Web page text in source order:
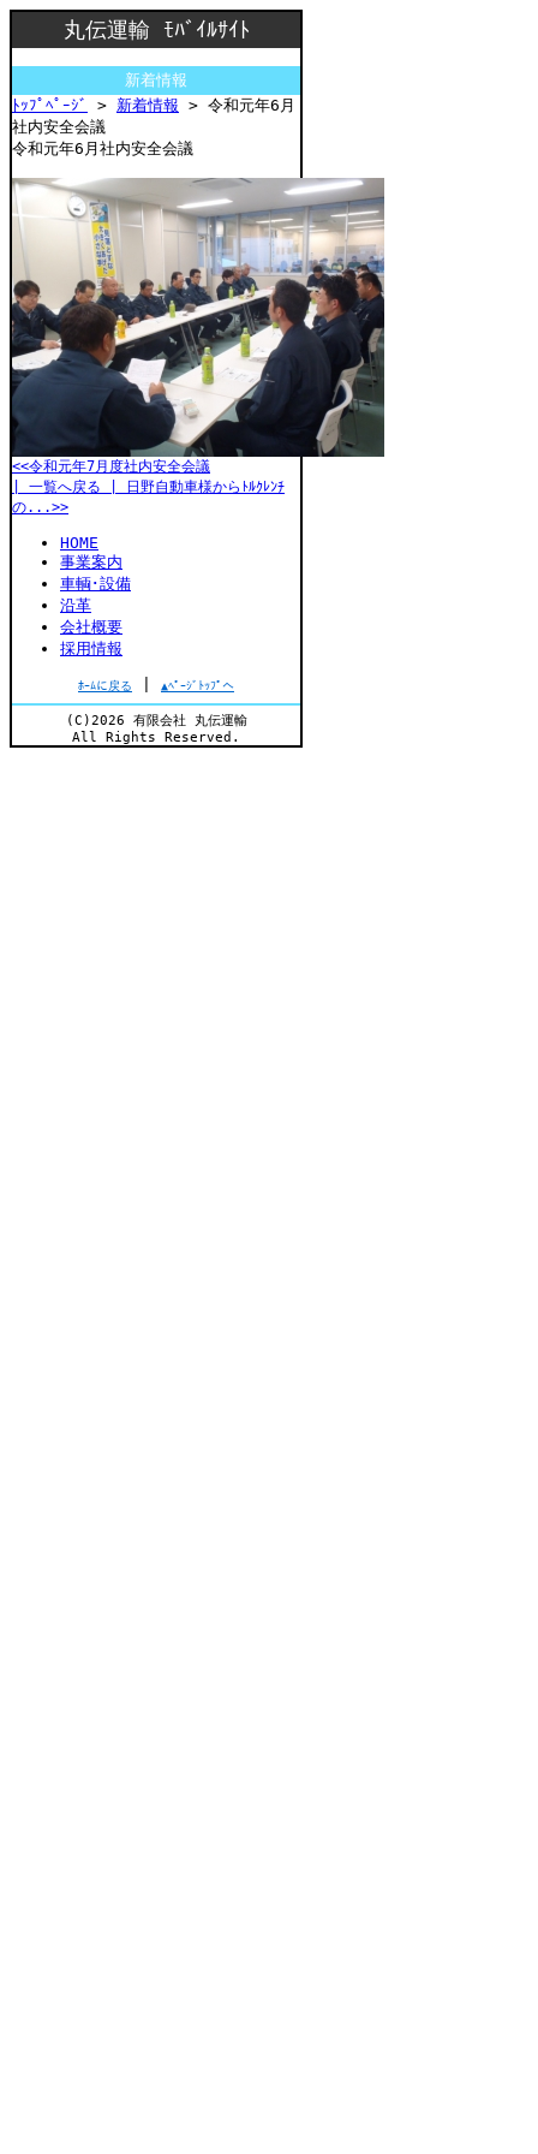
丸伝運輸 ﾓﾊﾞｲﾙｻｲﾄ
新着情報
ﾄｯﾌﾟﾍﾟｰｼﾞ
> 新着情報 > 令和元年6月
社内安全会議
令和元年6月社内安全会議
<<令和元年7月度社内安全会議
| 一覧へ戻る |
日野自動車様からﾄﾙｸﾚﾝﾁ
の...>>
HOME
事業案内
車輌･設備
沿革
会社概要
採用情報
ﾎｰﾑに戻る ▲ﾍﾟｰｼﾞﾄｯﾌﾟへ
(C)2026 有限会社 丸伝運輸
All Rights Reserved.